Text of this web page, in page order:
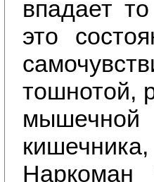
впадает
это
тошнотой,
Наркоман